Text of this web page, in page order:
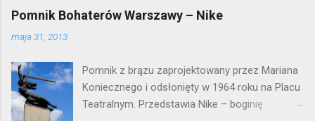
okazały budynek wyszedł bez szwanku z II
wojny światowej. Lokalizacja: Śródmieście
Pomnik Bohaterów Warszawy – Nike
maja 31, 2013
Pomnik z brązu zaprojektowany przez Mariana
Koniecznego i odsłonięty w 1964 roku na Placu
Teatralnym. Przedstawia Nike – boginię